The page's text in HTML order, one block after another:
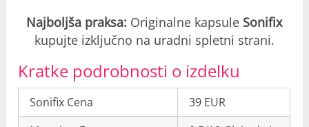
Najboljša praksa: Originalne kapsule Sonifix
kupujte izključno na uradni spletni strani.
Kratke podrobnosti o izdelku
Sonifix Cena
39 EUR